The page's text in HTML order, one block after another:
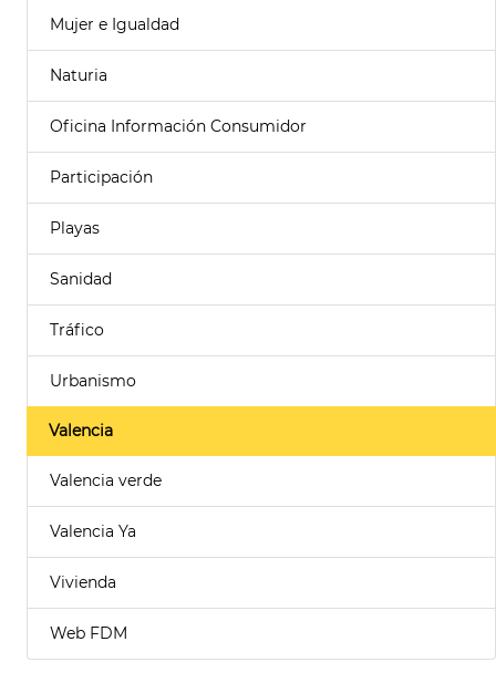
Mujer e Igualdad
Naturia
Oficina Información Consumidor
Participación
Playas
Sanidad
Tráfico
Urbanismo
Valencia
Valencia verde
Valencia Ya
Vivienda
Web FDM